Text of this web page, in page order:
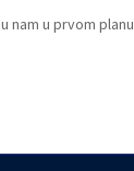
nam u prvom planu